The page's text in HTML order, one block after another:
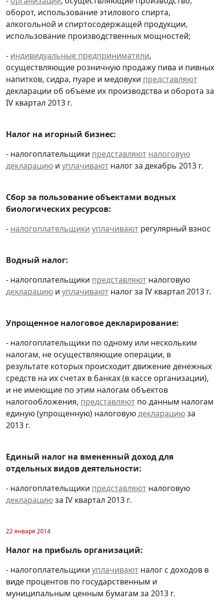
оборот, использование этилового спирта,
алкогольной и спиртосодержащей продукции,
использование производственных мощностей;
- индивидуальные предприниматели,
осуществляющие розничную продажу пива и пивных
напитков, сидра, пуаре и медовухи представляют
декларации об объеме их производства и оборота за
IV квартал 2013 г.
Налог на игорный бизнес:
- налогоплательщики представляют налоговую
декларацию и уплачивают налог за декабрь 2013 г.
Сбор за пользование объектами водных
биологических ресурсов:
- налогоплательщики уплачивают регулярный взнос
Водный налог:
- налогоплательщики представляют налоговую
декларацию и уплачивают налог за IV квартал 2013 г.
Упрощенное налоговое декларирование:
- налогоплательщики по одному или нескольким
налогам, не осуществляющие операции, в
результате которых происходит движение денежных
средств на их счетах в банках (в кассе организации),
и не имеющие по этим налогам объектов
налогообложения, представляют по данным налогам
единую (упрощенную) налоговуюдекларациюза
2013 г.
Единый налог на вмененный доход для
отдельных видов деятельности:
- налогоплательщики представляют налоговую
декларациюза IV квартал 2013 г.
22 января 2014
Налог на прибыль организаций:
- налогоплательщики уплачивают налог с доходов в
виде процентов по государственным и
муниципальным ценным бумагам за 2013 г.